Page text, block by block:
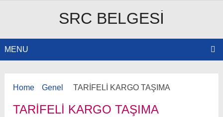
SRC BELGESI
MENU
Home Genel TARİFELİ KARGO TAŞIMA
TARİFELİ KARGO TAŞIMA